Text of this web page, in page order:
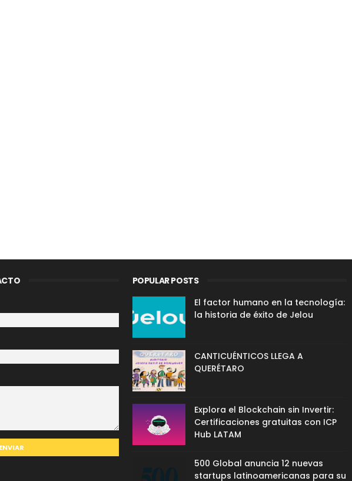
POPULAR POSTS
El factor humano en la tecnología:
la historia de éxito de Jelou
CANTICUÉNTICOS LLEGA A
QUERÉTARO
Explora el Blockchain sin Invertir:
Certificaciones gratuitas con ICP
Hub LATAM
500 Global anuncia 12 nuevas
startups latinoamericanas para su